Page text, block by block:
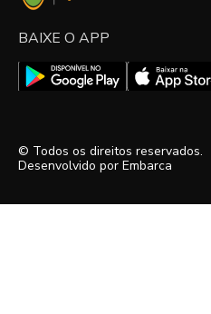
BAIXE O APP
© Todos os direitos reservados.
Desenvolvido por Embarca